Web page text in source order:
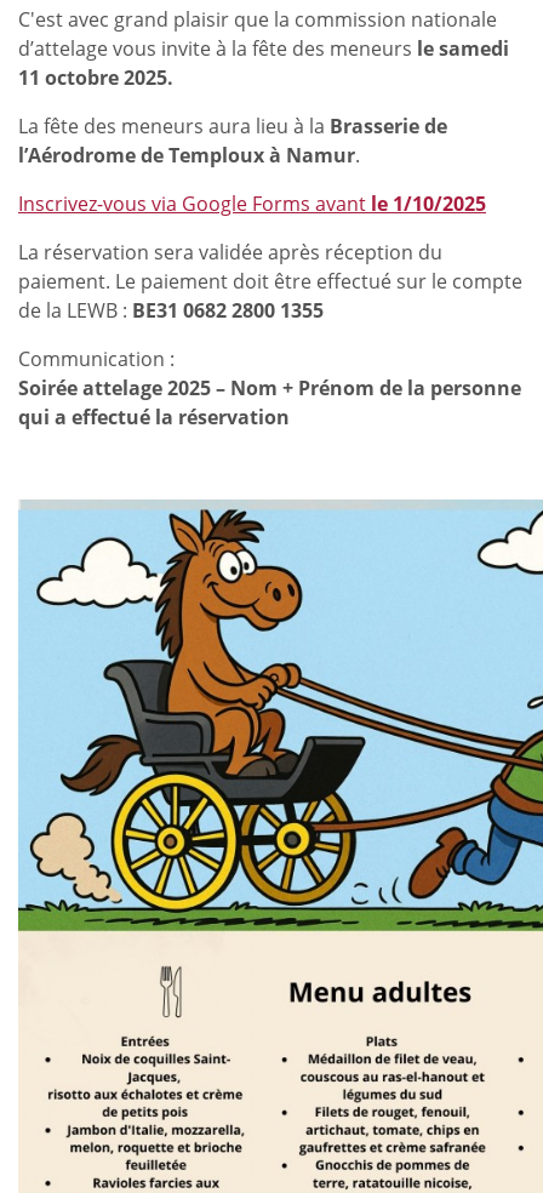
C'est avec grand plaisir que la commission nationale
d’attelage vous invite à la fête des meneurs le samedi
11 octobre 2025.
La fête des meneurs aura lieu à la Brasserie de
l’Aérodrome de Temploux à Namur.
Inscrivez-vous via Google Forms avant le 1/10/2025
La réservation sera validée après réception du
paiement. Le paiement doit être effectué sur le compte
de la LEWB : BE31 0682 2800 1355
Communication :
Soirée attelage 2025 – Nom + Prénom de la personne
qui a effectué la réservation